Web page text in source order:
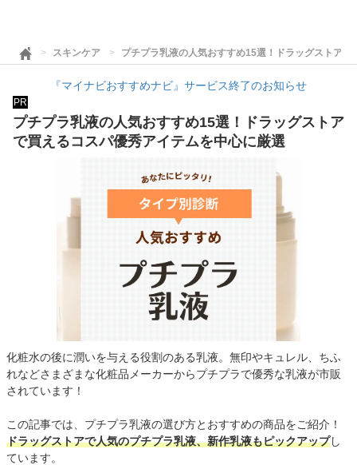
スキンケア プチプラ乳液の人気おすすめ15選！ドラッグストア
『マイナビおすすめナビ』サービス終了のお知らせ
PR
プチプラ乳液の人気おすすめ15選！ドラッグストア
で買えるコスパ優秀アイテムを中心に厳選
化粧水の後に潤いを与える役割のある乳液。無印やキュレル、ちふ
れなどさまざまな化粧品メーカーからプチプラで優秀な乳液が市販
されています！
この記事では、プチプラ乳液の選び方とおすすめの商品をご紹介！
ドラッグストアで人気のプチプラ乳液、新作乳液もピックアップし
ています。